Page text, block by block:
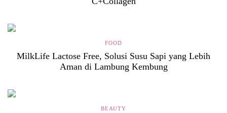
FOOD
MilkLife Lactose Free, Solusi Susu Sapi yang Lebih
Aman di Lambung Kembung
BEAUTY